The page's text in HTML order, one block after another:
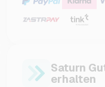
Saturn
erhalten